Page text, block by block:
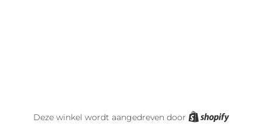
Deze winkel wordt aangedreven door Shopify